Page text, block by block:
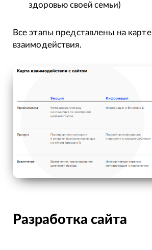
здоровью своей семьи)
Все этапы представлены на карте
взаимодействия.
Разработка сайта